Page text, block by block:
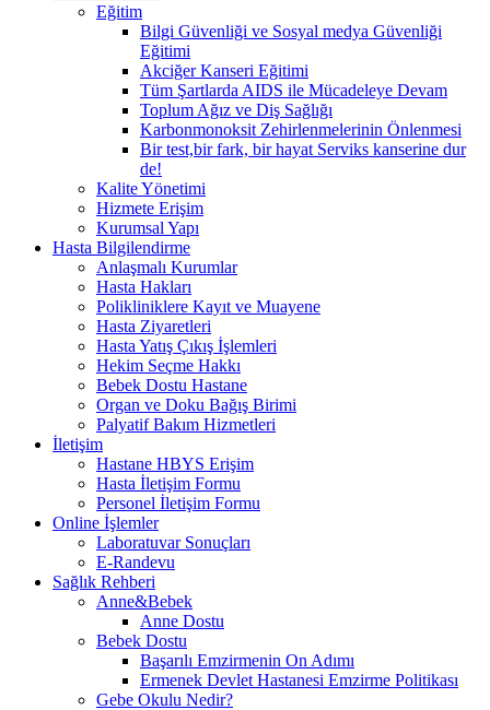
Eğitim
Bilgi Güvenliği ve Sosyal medya Güvenliği
Eğitimi
Akciğer Kanseri Eğitimi
Tüm Şartlarda AIDS ile Mücadeleye Devam
Toplum Ağız ve Diş Sağlığı
Karbonmonoksit Zehirlenmelerinin Önlenmesi
Bir test,bir fark, bir hayat Serviks kanserine dur
de!
Kalite Yönetimi
Hizmete Erişim
Kurumsal Yapı
Hasta Bilgilendirme
Anlaşmalı Kurumlar
Hasta Hakları
Polikliniklere Kayıt ve Muayene
Hasta Ziyaretleri
Hasta Yatış Çıkış İşlemleri
Hekim Seçme Hakkı
Bebek Dostu Hastane
Organ ve Doku Bağış Birimi
Palyatif Bakım Hizmetleri
İletişim
Hastane HBYS Erişim
Hasta İletişim Formu
Personel İletişim Formu
Online İşlemler
Laboratuvar Sonuçları
E-Randevu
Sağlık Rehberi
Anne&Bebek
Anne Dostu
Bebek Dostu
Başarılı Emzirmenin On Adımı
Ermenek Devlet Hastanesi Emzirme Politikası
Gebe Okulu Nedir?